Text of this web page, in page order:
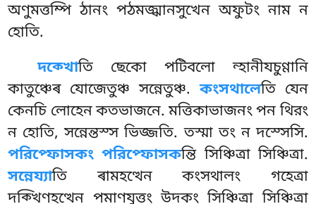
অণুমত্তম্পি ঠানং পঠমজ্ঝানসুখেন অফুটং নাম ন
হোতি.
দক্খোতি ছেকো পটিবলো ন্হানীযচুণ্ণানি
কাতুঞ্চেৰ যোজেতুঞ্চ সন্নেতুঞ্চ.কংসথালেতি যেন
কেনচি লোহেন কতভাজনে. মত্তিকাভাজনং পন থিরং
ন হোতি, সন্নেন্তস্স ভিজ্জতি. তস্মা তং ন দস্সেসি.
পরিপ্ফোসকং পরিপ্ফোসকন্তি সিঞ্চিত্ৰা সিঞ্চিত্ৰা.
সন্নেয্যাতি ৰামহত্থেন কংসথালং গহেত্ৰা
দক্খিণহত্থেন পমাণযুত্তং উদকং সিঞ্চিত্ৰা সিঞ্চিত্ৰা